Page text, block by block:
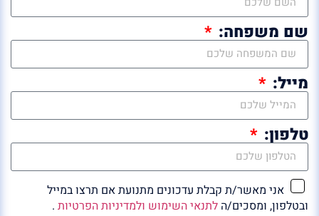
שם משפחה:
מייל:
טלפון:
אני מאשר/ת קבלת עדכונים מתנועת אם תרצו במייל
ובטלפון, ומסכים/ה לתנאי השימוש ולמדיניות הפרטיות .